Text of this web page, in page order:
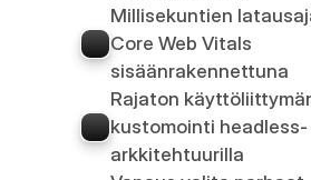
Millisekuntien
Core Web Vitals
sisäänrakennettuna
Rajaton
kustomointi headless-
arkkitehtuurilla